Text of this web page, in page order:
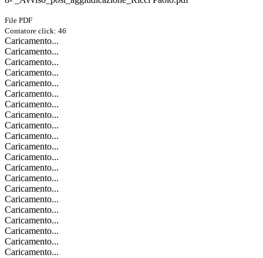
File PDF
Contatore click: 46
Caricamento...
Caricamento...
Caricamento...
Caricamento...
Caricamento...
Caricamento...
Caricamento...
Caricamento...
Caricamento...
Caricamento...
Caricamento...
Caricamento...
Caricamento...
Caricamento...
Caricamento...
Caricamento...
Caricamento...
Caricamento...
Caricamento...
Caricamento...
Caricamento...